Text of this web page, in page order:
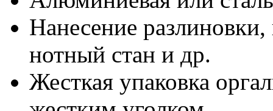
Нанесение
нотный стан и др.
Жесткая упаковка